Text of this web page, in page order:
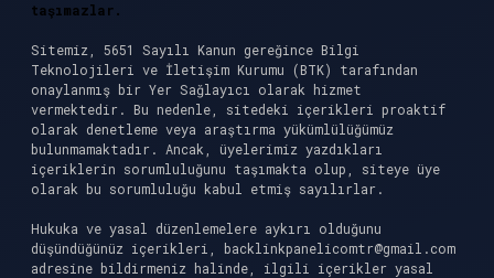
taşımazlar.
Sitemiz, 5651 Sayılı Kanun gereğince Bilgi
Teknolojileri ve İletişim Kurumu (BTK) tarafından
onaylanmış bir Yer Sağlayıcı olarak hizmet
vermektedir. Bu nedenle, sitedeki içerikleri proaktif
olarak denetleme veya araştırma yükümlülüğümüz
bulunmamaktadır. Ancak, üyelerimiz yazdıkları
içeriklerin sorumluluğunu taşımakta olup, siteye üye
olarak bu sorumluluğu kabul etmiş sayılırlar.
Hukuka ve yasal düzenlemelere aykırı olduğunu
düşündüğünüz içerikleri, backlinkpanelicomtr@gmail.com
adresine bildirmeniz halinde, ilgili içerikler yasal